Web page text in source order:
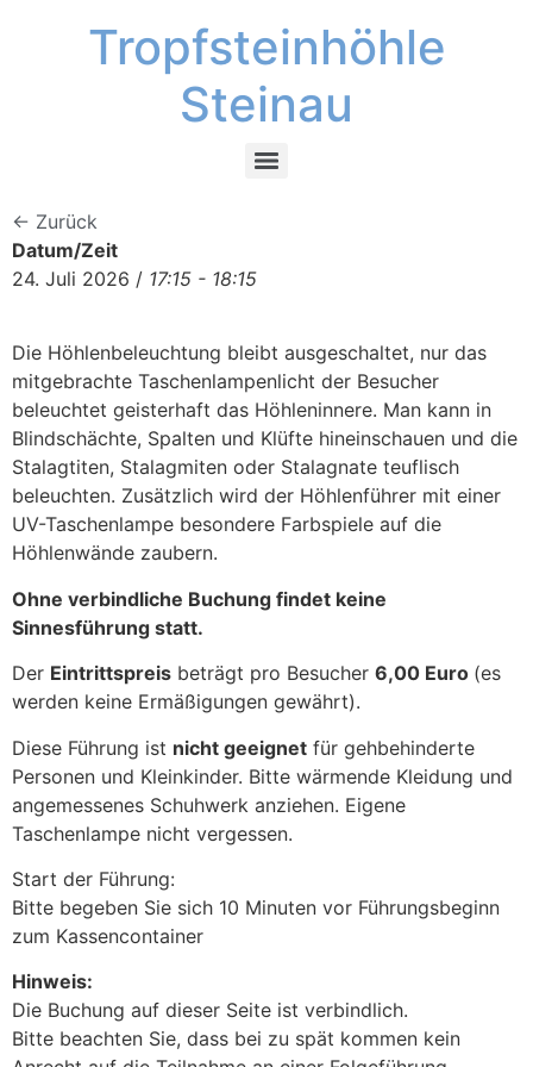
Tropfsteinhöhle
Steinau
← Zurück
Datum/Zeit
24. Juli 2026 / 17:15 - 18:15
Die Höhlenbeleuchtung bleibt ausgeschaltet, nur das
mitgebrachte Taschenlampenlicht der Besucher
beleuchtet geisterhaft das Höhleninnere. Man kann in
Blindschächte, Spalten und Klüfte hineinschauen und die
Stalagtiten, Stalagmiten oder Stalagnate teuflisch
beleuchten. Zusätzlich wird der Höhlenführer mit einer
UV-Taschenlampe besondere Farbspiele auf die
Höhlenwände zaubern.
Ohne verbindliche Buchung findet keine
Sinnesführung statt.
Der Eintrittspreis beträgt pro Besucher 6,00 Euro (es
werden keine Ermäßigungen gewährt).
Diese Führung ist nicht geeignet für gehbehinderte
Personen und Kleinkinder. Bitte wärmende Kleidung und
angemessenes Schuhwerk anziehen. Eigene
Taschenlampe nicht vergessen.
Start der Führung:
Bitte begeben Sie sich 10 Minuten vor Führungsbeginn
zum Kassencontainer
Hinweis:
Die Buchung auf dieser Seite ist verbindlich.
Bitte beachten Sie, dass bei zu spät kommen kein